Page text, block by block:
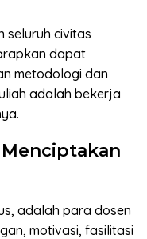
seluruh civitas
dapat
metodologi dan
adalah bekerja
adalah para dosen
motivasi, fasilitasi